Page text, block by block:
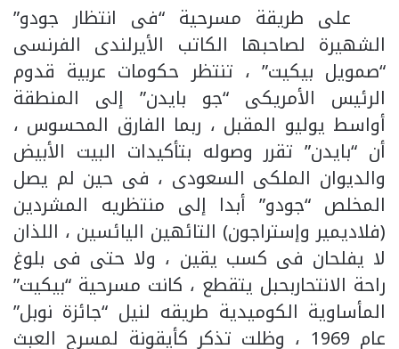
على طريقة مسرحية “فى انتظار جودو”
الشهيرة لصاحبها الكاتب الأيرلندى الفرنسى
“صمويل بيكيت” ، تنتظر حكومات عربية قدوم
الرئيس الأمريكى “جو بايدن” إلى المنطقة
أواسط يوليو المقبل ، ربما الفارق المحسوس ،
أن “بايدن” تقرر وصوله بتأكيدات البيت الأبيض
والديوان الملكى السعودى ، فى حين لم يصل
المخلص “جودو” أبدا إلى منتظريه المشردين
(فلاديمير وإستراجون) التائهين اليائسين ، اللذان
لا يفلحان فى كسب يقين ، ولا حتى فى بلوغ
راحة الانتحاربحبل يتقطع ، كانت مسرحية “بيكيت”
المأساوية الكوميدية طريقه لنيل “جائزة نوبل”
عام 1969 ، وظلت تذكر كأيقونة لمسرح العبث